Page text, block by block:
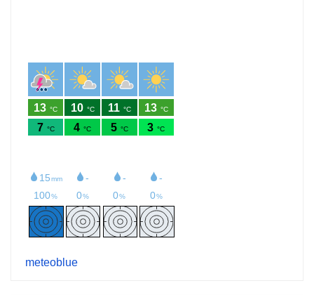
meteoblue